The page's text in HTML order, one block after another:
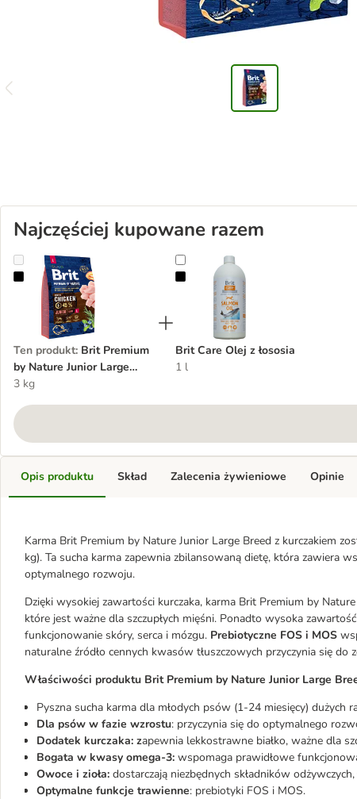
Najczęściej kupowane razem
Brit Premium by Nature Junior Large Breed, kurczak
Ten produkt: Brit Premium
by Nature Junior Large
Breed, kurczak
3 kg
Brit Care Olej z łososia
Brit Care Olej z łososia
1 l
Opis produktu
Karma Brit Premium by Nature Junior Large Breed z kurczakiem
kg). Ta sucha karma zapewnia zbilansowaną dietę, która zawiera
optymalnego rozwoju.
Dzięki wysokiej zawartości kurczaka, karma Brit Premium by
które jest ważne dla szczupłych mięśni. Ponadto wysoka zawartość
funkcjonowanie skóry, serca i mózgu. Prebiotyczne FOS i MOS
naturalne źródło cennych kwasów tłuszczowych przyczynia się do
Właściwości produktu Brit Premium by Nature Junior Large
Pyszna sucha karma dla młodych psów (1-24 miesięcy) dużych
Dla psów w fazie wzrostu: przyczynia się do optymalnego
Dodatek kurczaka: zapewnia lekkostrawne białko, ważne dla
Bogata w kwasy omega-3: wspomaga prawidłowe
Owoce i zioła: dostarczają niezbędnych składników
Optymalne funkcje trawienne: prebiotyki FOS i MOS.
Skład Zalecenia żywieniowe Opinie